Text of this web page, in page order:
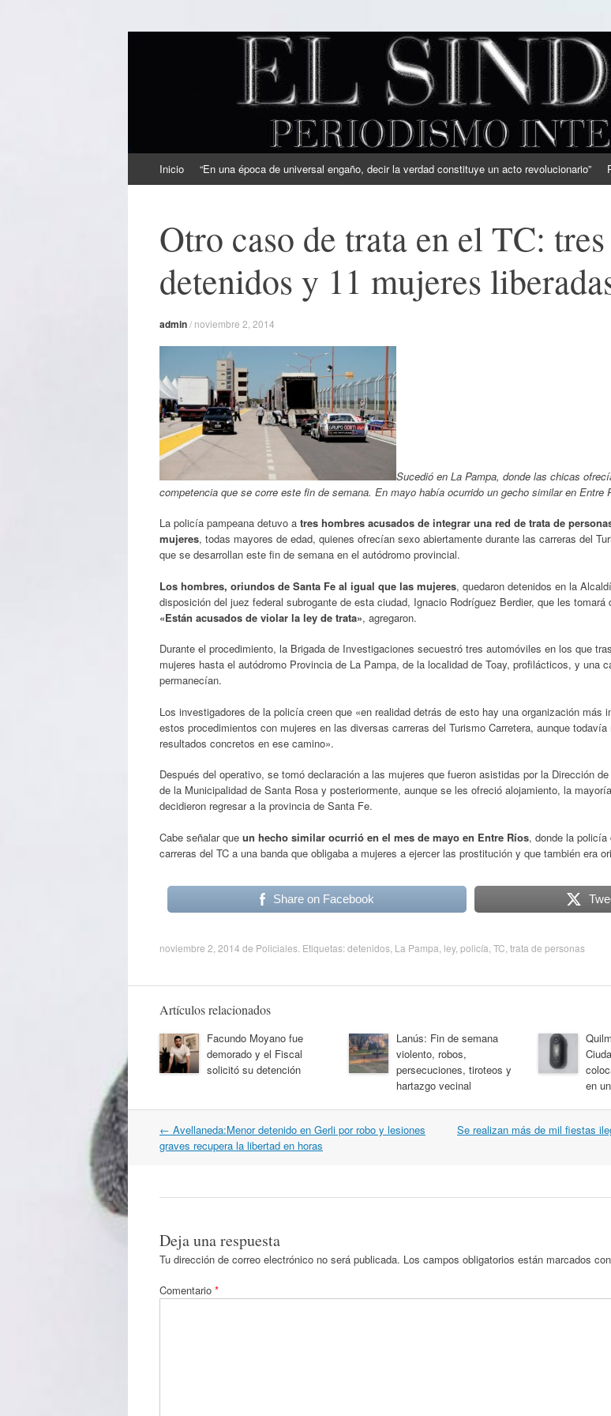
EL SINDICAL
Periodismo Inteligente
al
Inicio “En una época de universal engaño, decir la verdad constituye un acto revolucionario”
Otro caso de trata en el TC: tres
detenidos y 11 mujeres
admin/ noviembre 2, 2014
Sucedió en La Pampa, donde las chicas
competencia que se corre este fin de semana. En mayo había ocurrido un gecho similar en Entre
La policía pampeana detuvo a tres hombres acusados de integrar una red de trata de
mujeres, todas mayores de edad, quienes ofrecían sexo abiertamente durante las carreras del
que se desarrollan este fin de semana en el autódromo provincial.
Los hombres, oriundos de Santa Fe al igual que las mujeres, quedaron detenidos en la
disposición del juez federal subrogante de esta ciudad, Ignacio Rodríguez Berdier, que les tomará
«Están acusados de violar la ley de trata», agregaron.
Durante el procedimiento, la Brigada de Investigaciones secuestró tres automóviles en los que
mujeres hasta el autódromo Provincia de La Pampa, de la localidad de Toay, profilácticos, y una
permanecían.
Los investigadores de la policía creen que «en realidad detrás de esto hay una organización más
estos procedimientos con mujeres en las diversas carreras del Turismo Carretera, aunque
resultados concretos en ese camino».
Después del operativo, se tomó declaración a las mujeres que fueron asistidas por la Dirección
de la Municipalidad de Santa Rosa y posteriormente, aunque se les ofreció alojamiento, la
decidieron regresar a la provincia de Santa Fe.
Cabe señalar que un hecho similar ocurrió en el mes de mayo en Entre Ríos, donde la policía
carreras del TC a una banda que obligaba a mujeres a ejercer las prostitución y que también era
Share on Facebook
noviembre 2, 2014 de Policiales . Etiquetas:detenidos La Pampa ley, policía TC trata de personas
Artículos relacionados
Facundo Moyano fue
demorado y el Fiscal
solicitó su detención
Lanús: Fin de semana
violento, robos,
persecuciones, tiroteos y
hartazgo vecinal
en
Navegación
por
← Avellaneda:Menor detenido en Gerli por robo y lesiones
graves recupera la libertad en horas
Se realizan más de mil fiestas
Deja una respuesta
Tu dirección de correo electrónico no será publicada. Los campos obligatorios están marcados con
Comentario *